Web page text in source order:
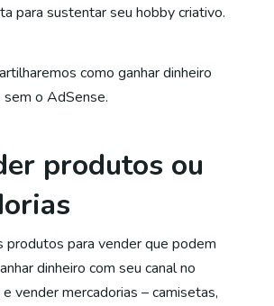
para sustentar seu hobby criativo.
como ganhar dinheiro
sem o AdSense.
produtos ou
produtos para vender que podem
dinheiro com seu canal no
e vender mercadorias – camisetas,